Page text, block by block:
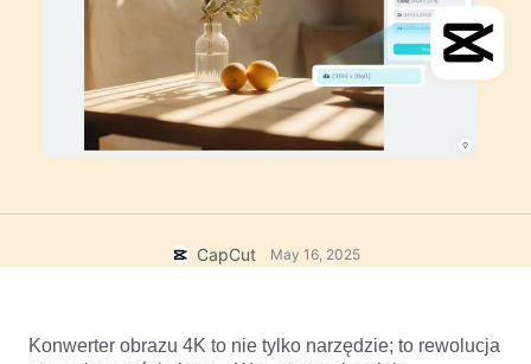
Automatyczne podpisy
Rozpoznawanie mowy
Zamiana tekstu na mowę
Marketing
Styl życia i vlogi
Projekt niestandardowy
Zasoby
Szablony branżowe
Szablony podsumowań
Centrum zaufania
Centrum pomocy
CapCut May 16, 2025
Konwerter obrazu 4K to nie tylko narzędzie; to rewolucja